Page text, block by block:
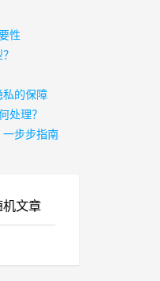
性
私的保障
处理？
步步指南
机文章